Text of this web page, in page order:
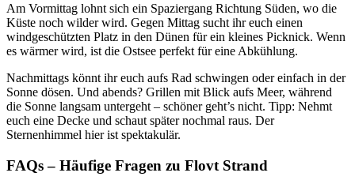
Am Vormittag lohnt sich ein Spaziergang Richtung Süden, wo die
Küste noch wilder wird. Gegen Mittag sucht ihr euch einen
windgeschützten Platz in den Dünen für ein kleines Picknick. Wenn
es wärmer wird, ist die Ostsee perfekt für eine Abkühlung.
Nachmittags könnt ihr euch aufs Rad schwingen oder einfach in der
Sonne dösen. Und abends? Grillen mit Blick aufs Meer, während
die Sonne langsam untergeht – schöner geht’s nicht. Tipp: Nehmt
euch eine Decke und schaut später nochmal raus. Der
Sternenhimmel hier ist spektakulär.
FAQs – Häufige Fragen zu Flovt Strand